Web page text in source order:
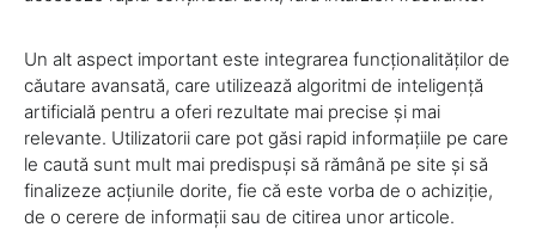
Un alt aspect important este integrarea funcționalităților de
căutare avansată, care utilizează algoritmi de inteligență
artificială pentru a oferi rezultate mai precise și mai
relevante. Utilizatorii care pot găsi rapid informațiile pe care
le caută sunt mult mai predispuși să rămână pe site și să
finalizeze acțiunile dorite, fie că este vorba de o achiziție,
de o cerere de informații sau de citirea unor articole.